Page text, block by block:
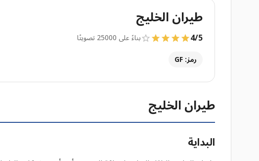
طيران الخليج
4/5
بناءً على 25000 تصويتًا
رمز: GF
طيران الخليج
البداية